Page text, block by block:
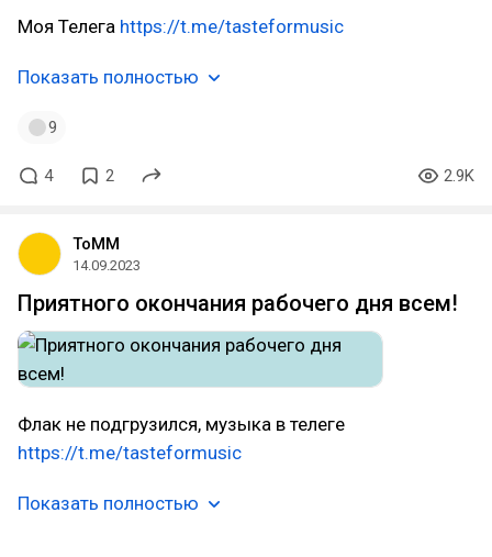
Моя Телега https://t.me/tasteformusic
Показать полностью
9
4 2 2.9K
ToMM
14.09.2023
Приятного окончания рабочего дня всем!
Флак не подгрузился, музыка в телеге
https://t.me/tasteformusic
Показать полностью